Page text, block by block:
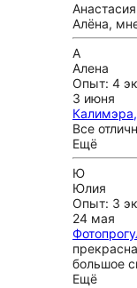
Анастасия
Алёна,
А
Алена
Опыт: 4
3 июня
Все
Ещё
Ю
Юлия
Опыт: 3
24 мая
большое
Ещё